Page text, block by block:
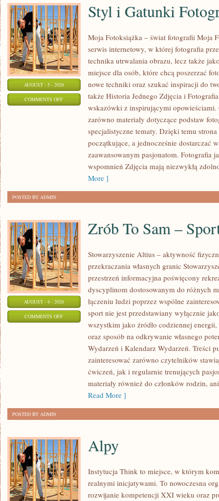
AUGUST - 5 - 2026
COMMENTS OFFON
FOTOGRAFII
Styl i Gatunki
Moja Fotoksiążka – świat fotografii Moja
serwis internetowy, w której fotografia
technika utrwalania obrazu, lecz także
miejsce dla osób, które chcą poszerzać
nowe techniki oraz szukać inspiracji do
także Historia Jednego Zdjęcia i
wskazówki z inspirującymi
zarówno materiały dotyczące podstaw
specjalistyczne tematy. Dzięki temu
początkujące, a jednocześnie dostarczać
zaawansowanym pasjonatom. Fotografia
wspomnień Zdjęcia mają niezwykłą
More ]
POSTED BY ADMIN
AUGUST - 4 - 2026
COMMENTS OFFON
Zrób To Sam –
Stowarzyszenie Altius – aktywność
przekraczania własnych granic
przestrzeń informacyjna poświęcony
dyscyplinom dostosowanym do różnych
łączeniu ludzi poprzez wspólne
sport nie jest przedstawiany wyłącznie
wszystkim jako źródło codziennej
oraz sposób na odkrywanie własnego
Wydarzeń i Kalendarz Wydarzeń. Treści
zainteresować zarówno czytelników
ćwiczeń, jak i regularnie trenujących
materiały również do członków rodzin,
Read More ]
POSTED BY ADMIN
Alpy
Instytucja Think to miejsce, w którym
realnymi inicjatywami. To nowoczesna
rozwijanie kompetencji XXI wieku oraz